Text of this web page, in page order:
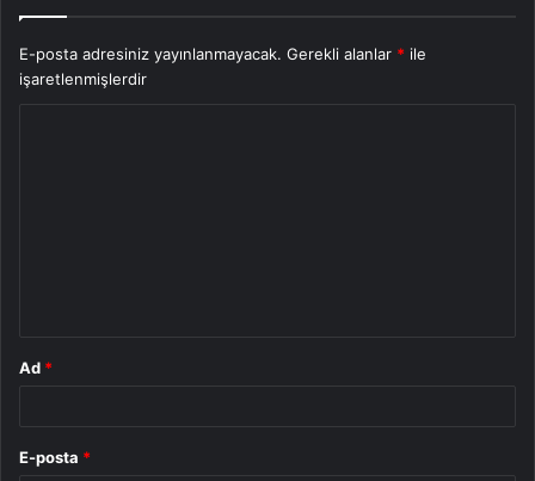
E-posta adresiniz yayınlanmayacak. Gerekli alanlar * ile
işaretlenmişlerdir
Ad *
E-posta *